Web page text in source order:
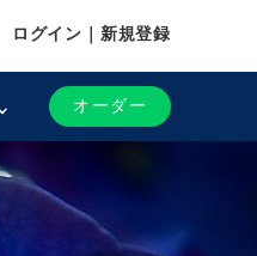
ログイン｜新規登録
オーダー